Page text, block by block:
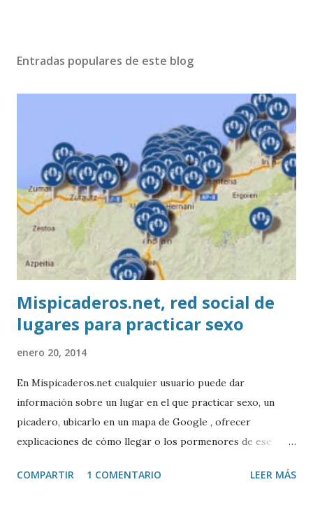
Entradas populares de este blog
Mispicaderos.net, red social de
lugares para practicar sexo
enero 20, 2014
En Mispicaderos.net cualquier usuario puede dar
información sobre un lugar en el que practicar sexo, un
picadero, ubicarlo en un mapa de Google , ofrecer
explicaciones de cómo llegar o los pormenores de ese
el creador de este portal. Descargar mp3
COMPARTIR 1 COMENTARIO LEER MÁS